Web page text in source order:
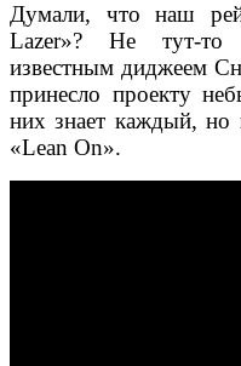
Думали, что наш
Lazer»? Не тут-то
известным диджеем
принесло проекту
них знает каждый, но
«Lean On».